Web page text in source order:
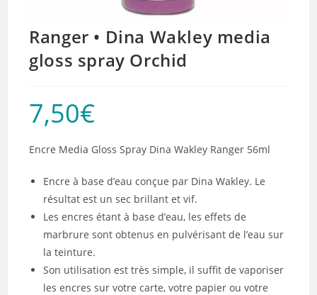
Ranger • Dina Wakley media
gloss spray Orchid
7,50€
Encre Media Gloss Spray Dina Wakley Ranger 56ml
Encre à base d’eau conçue par Dina Wakley. Le
résultat est un sec brillant et vif.
Les encres étant à base d’eau, les effets de
marbrure sont obtenus en pulvérisant de l’eau sur
la teinture.
Son utilisation est très simple, il suffit de vaporiser
les encres sur votre carte, votre papier ou votre